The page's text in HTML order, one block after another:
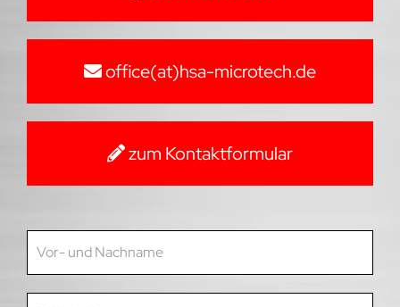
office(at)hsa-microtech.de
zum Kontaktformular